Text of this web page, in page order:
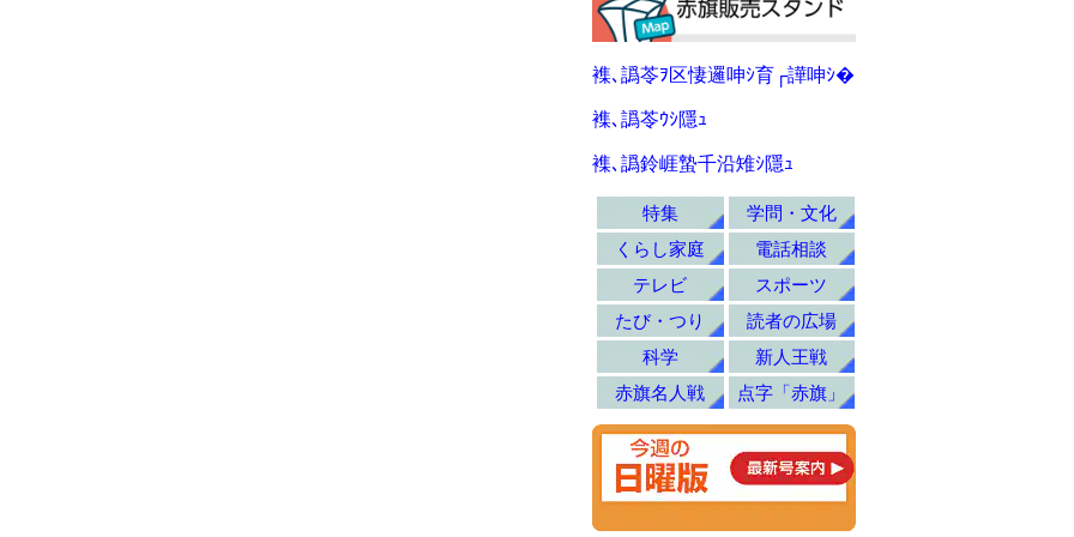
襍､譌苓ｦ区悽邏呻ｼ育┌譁呻ｼ�
襍､譌苓ｳｼ隱ｭ
襍､譌鈴崕蟄千沿雉ｼ隱ｭ
特集
学問・文化
くらし家庭
電話相談
テレビ
スポーツ
たび・つり
読者の広場
科学
新人王戦
赤旗名人戦
点字「赤旗」